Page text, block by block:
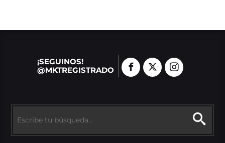
¡SEGUINOS!
@MKTREGISTRADO